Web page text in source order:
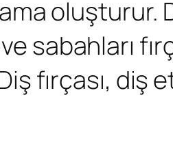
oluşturur.
fırçası, diş